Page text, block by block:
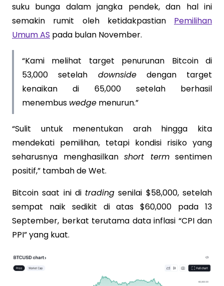
suku bunga dalam jangka pendek, dan hal ini
semakin rumit oleh ketidakpastian Pemilihan
Umum AS pada bulan November.
“Kami melihat target penurunan Bitcoin di
53,000 setelah downsidedengan target
kenaikan di 65,000 setelah berhasil
menembus wedge menurun.”
“Sulit untuk menentukan arah hingga kita
mendekati pemilihan, tetapi kondisi risiko yang
seharusnya menghasilkan short termsentimen
positif,” tambah de Wet.
Bitcoin saat ini di trading senilai $58,000, setelah
sempat naik sedikit di atas $60,000 pada 13
September, berkat terutama data inflasi “CPI dan
PPI” yang kuat.